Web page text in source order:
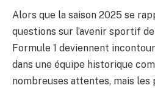
Alors que la saison 2025 se
questions sur l’avenir sportif
Formule 1 deviennent
dans une équipe historique
nombreuses attentes, mais les